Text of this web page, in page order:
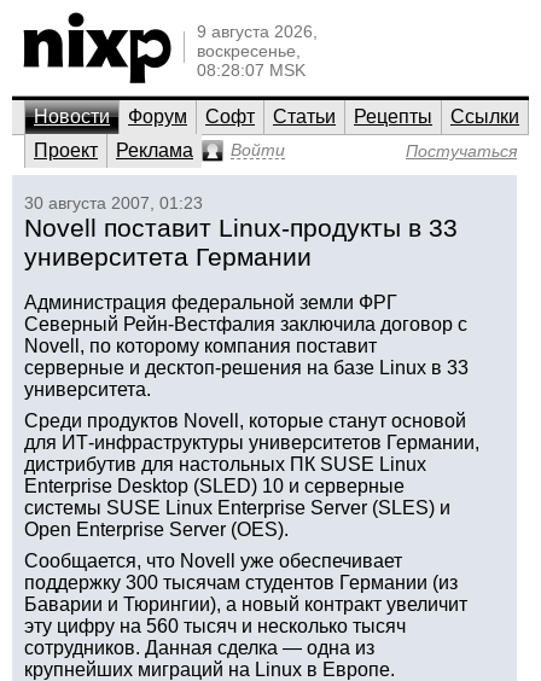
9 августа 2026,
воскресенье,
08:28:07 MSK
Новости Форум Софт Статьи Рецепты
Ссылки
Проект
Реклама Войти Постучаться
30 августа 2007, 01:23
Novell поставит Linux-продукты в 33
университета Германии
Администрация федеральной земли ФРГ
Северный Рейн-Вестфалия заключила договор с
Novell, по которому компания поставит
серверные и десктоп-решения на базе Linux в 33
университета.
Среди продуктов Novell, которые станут основой
для ИТ-инфраструктуры университетов Германии,
дистрибутив для настольных ПК SUSE Linux
Enterprise Desktop (SLED) 10 и серверные
системы SUSE Linux Enterprise Server (SLES) и
Open Enterprise Server (OES).
Сообщается, что Novell уже обеспечивает
поддержку 300 тысячам студентов Германии (из
Баварии и Тюрингии), а новый контракт увеличит
эту цифру на 560 тысяч и несколько тысяч
сотрудников. Данная сделка — одна из
крупнейших миграций на Linux в Европе.